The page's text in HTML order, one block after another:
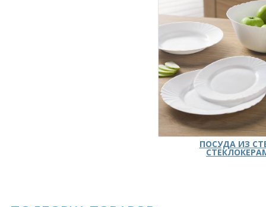
ПОСУДА ИЗ